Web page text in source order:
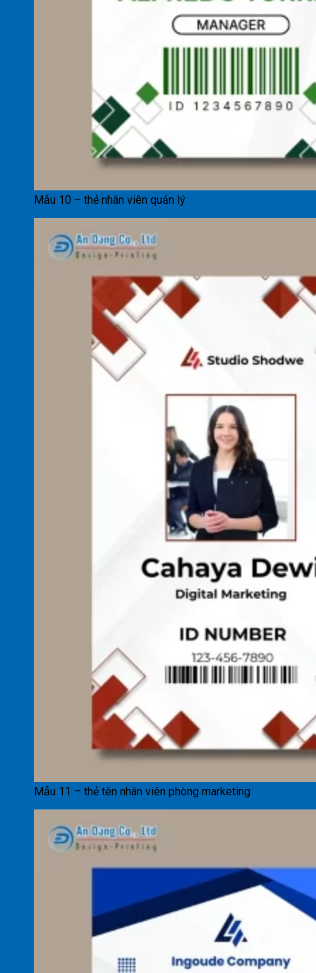
Mẫu 10 – thẻ nhân viên quản lý
Mẫu 11 – thẻ tên nhân viên phòng marketing